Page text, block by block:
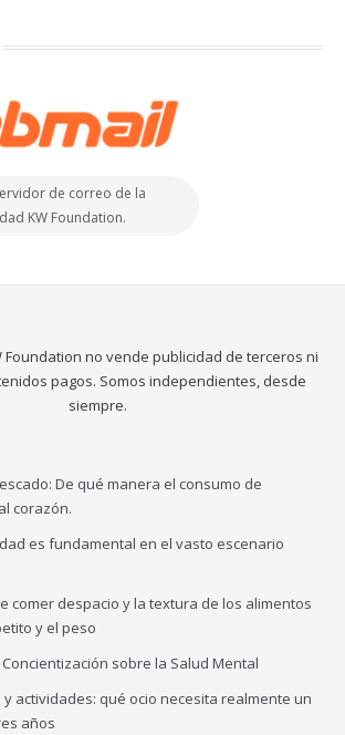
de correo de la
KW Foundation.
Foundation no vende publicidad de terceros ni
pagos. Somos independientes, desde
siempre.
De qué manera el consumo de
corazón.
es fundamental en el vasto escenario
comer despacio y la textura de los alimentos
y el peso
sobre la Salud Mental
actividades: qué ocio necesita realmente un
años